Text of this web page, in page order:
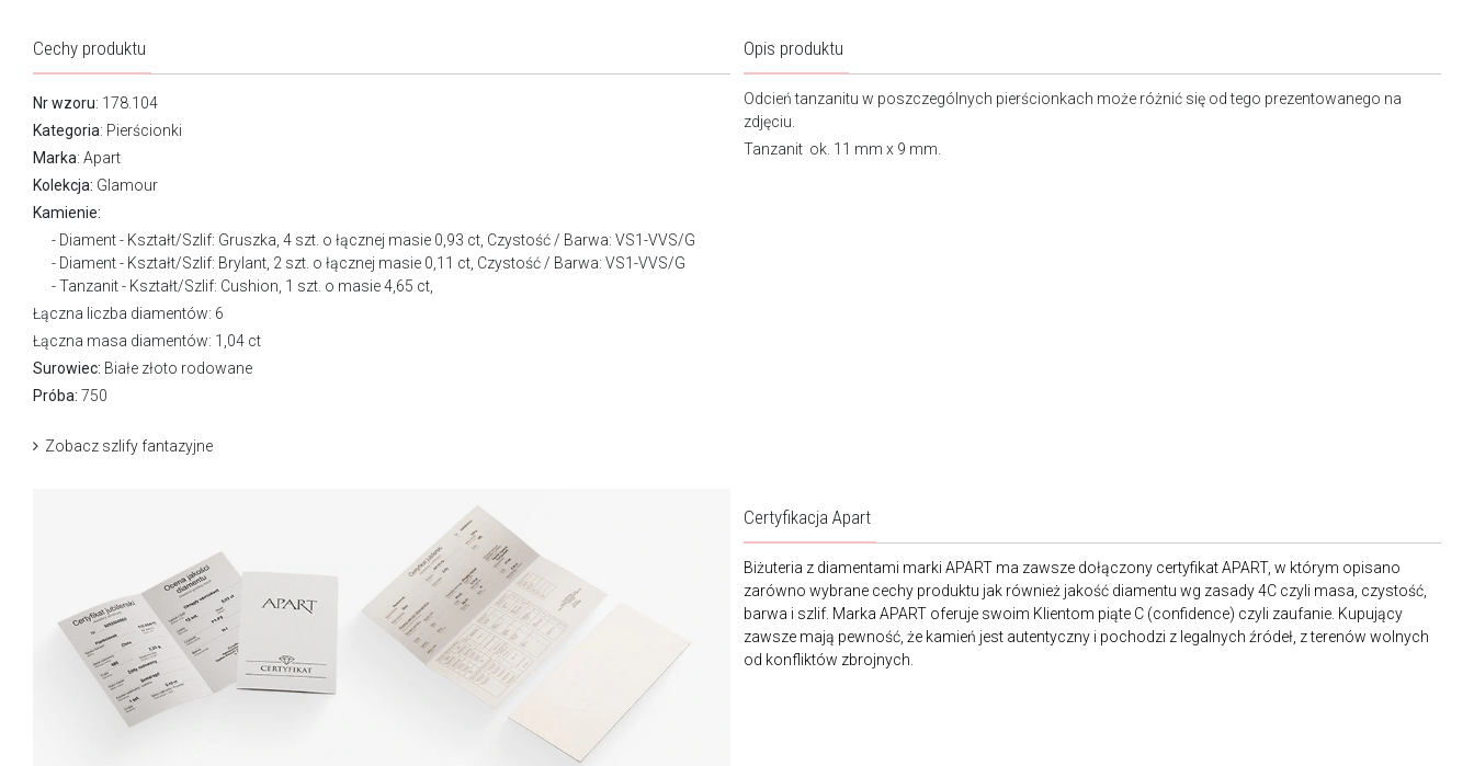
Cechy produktu
Nr wzoru: 178.104
Kategoria: Pierścionki
Marka: Apart
Kolekcja: Glamour
Kamienie:
Diament - Kształt/Szlif: Gruszka, 4 szt. o łącznej masie 0,93 ct, Czystość / Barwa: VS1-VVS/G
Diament - Kształt/Szlif: Brylant, 2 szt. o łącznej masie 0,11 ct, Czystość / Barwa: VS1-VVS/G
Tanzanit - Kształt/Szlif: Cushion, 1 szt. o masie 4,65 ct,
Łączna liczba diamentów: 6
Łączna masa diamentów: 1,04 ct
Surowiec: Białe złoto rodowane
Próba: 750
Zobacz szlify fantazyjne
Opis produktu
Odcień tanzanitu w poszczególnych pierścionkach może różnić się od tego prezentowanego na
zdjęciu.
Tanzanit ok. 11 mm x 9 mm.
Certyfikacja Apart
Biżuteria z diamentami marki APART ma zawsze dołączony certyfikat APART, w którym opisano
zarówno wybrane cechy produktu jak również jakość diamentu wg zasady 4C czyli masa, czystość,
barwa i szlif. Marka APART oferuje swoim Klientom piąte C (confidence) czyli zaufanie. Kupujący
zawsze mają pewność, że kamień jest autentyczny i pochodzi z legalnych źródeł, z terenów wolnych
od konfliktów zbrojnych.